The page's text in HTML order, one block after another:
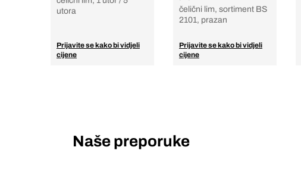
utora
Prijavite se kako bi vidjeli
cijene
čelični lim, sortiment BS
2101, prazan
Prijavite se kako bi vidjeli
cijene
Naše preporuke